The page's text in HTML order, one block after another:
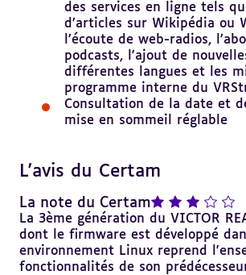
des services en ligne tels
d’articles sur Wikipédia ou
l’écoute de web-radios,
podcasts, l'ajout de
différentes langues et les
programme interne du
Consultation de la date et
mise en sommeil réglable
L'avis du Certam
La note du Certamnote : 3 sur 5
La 3ème génération du VICTOR
dont le firmware est développé
environnement Linux reprend
fonctionnalités de son
Revenir
sommaire